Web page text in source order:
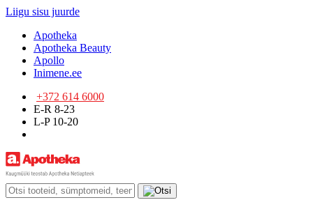
Liigu sisu juurde
Apotheka
Apotheka Beauty
Apollo
Inimene.ee
+372 614 6000
E-R 8-23
L-P 10-20